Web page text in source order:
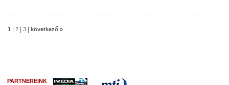
1 2 3 következő »
PARTNEREINK